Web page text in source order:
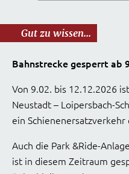
Gut zu wissen...
Bahnstrecke gesperrt ab
Von 9.02. bis 12.12.2026
Neustadt – Loipersbach-
ein
Auch die Park &Ride-
ist in diesem Zeitraum